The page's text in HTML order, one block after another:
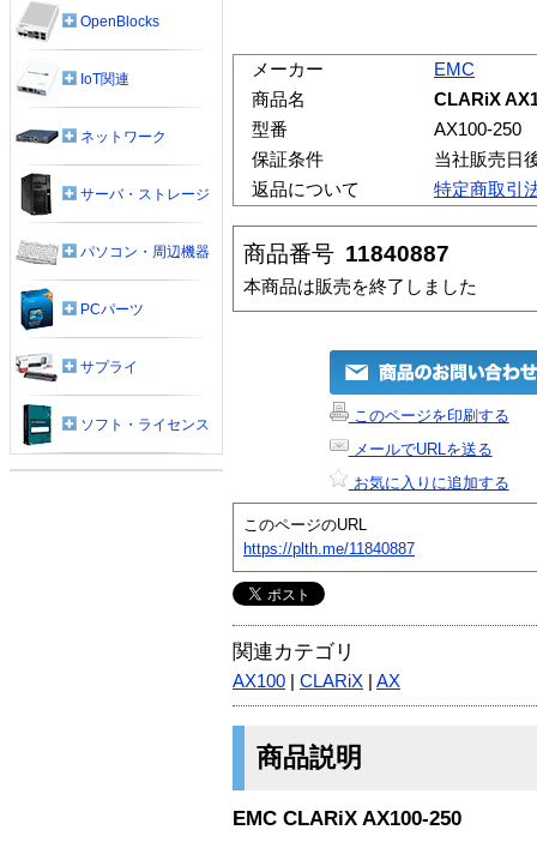
メーカー
EMC
商品名
CLARiX
型番
AX100-250
保証条件
当社販売日
返品について
特定商取引
商品番号 11840887
本商品は販売を終了しました
このページを印刷する
メールでURLを送る
お気に入りに追加する
このページのURL
https://plth.me/11840887
関連カテゴリ
AX100 CLARiX AX
商品説明
EMC CLARiX AX100-250
OpenBlocks
IoT関連
ネットワーク
サーバ・ストレージ
パソコン・周辺機器
PCパーツ
サプライ
ソフト・ライセンス